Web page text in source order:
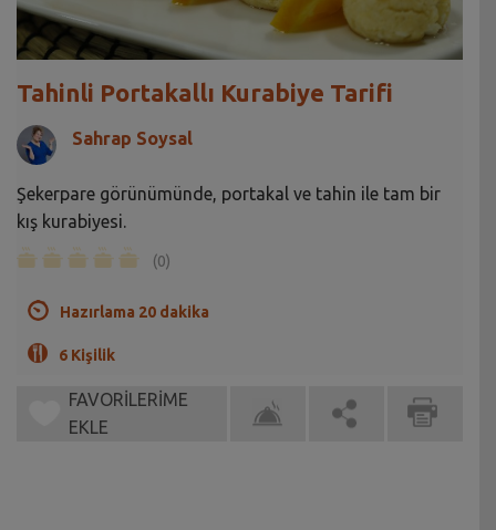
Tahinli Portakallı Kurabiye Tarifi
Sahrap Soysal
Şekerpare görünümünde, portakal ve tahin ile tam bir
kış kurabiyesi.
(0)
Hazırlama 20 dakika
6 Kişilik
FAVORİLERİME
EKLE